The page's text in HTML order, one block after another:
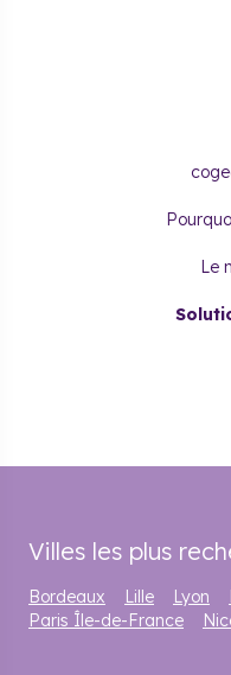
Le
Villes les plus
Bordeaux Lille Lyon
Paris Île-de-France